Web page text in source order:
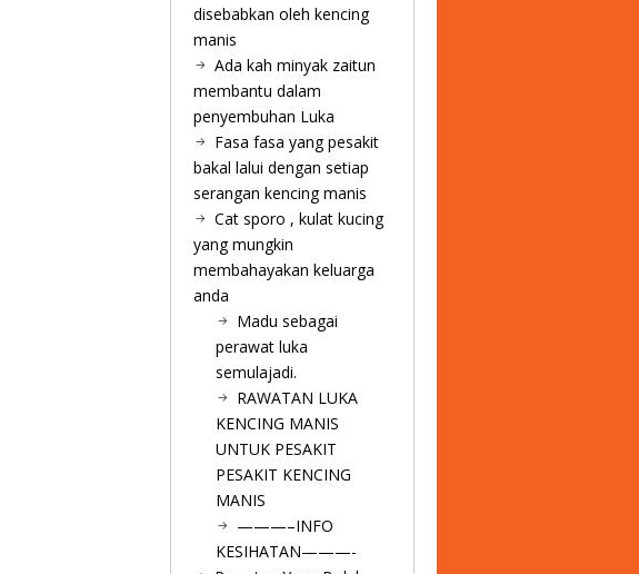
disebabkan oleh kencing
manis
Ada kah minyak zaitun
membantu dalam
penyembuhan Luka
Fasa fasa yang pesakit
bakal lalui dengan setiap
serangan kencing manis
Cat sporo , kulat kucing
yang mungkin
membahayakan keluarga
anda
Madu sebagai
perawat luka
semulajadi.
RAWATAN LUKA
KENCING MANIS
UNTUK PESAKIT
PESAKIT KENCING
MANIS
———–INFO
KESIHATAN———-